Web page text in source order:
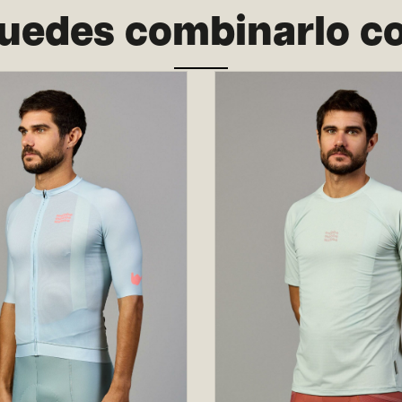
combinarlo